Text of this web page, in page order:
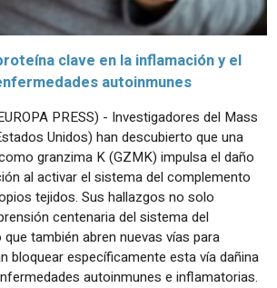
clave en la inflamación y el
autoinmunes
PRESS) - Investigadores del Mass
Unidos) han descubierto que una
granzima K (GZMK) impulsa el daño
al activar el sistema del complemento
tejidos. Sus hallazgos no solo
centenaria del sistema del
también abren nuevas vías para
bloquear específicamente esta vía dañina
autoinmunes e inflamatorias.